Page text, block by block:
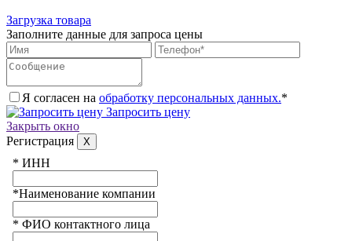
Загрузка товара
Заполните данные для запроса цены
Я согласен на обработку персональных данных.*
Запросить цену
Закрыть окно
Регистрация
X